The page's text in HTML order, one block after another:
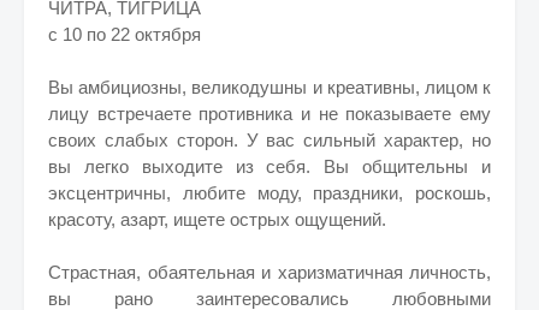
ЧИТРА, ТИГРИЦА
с 10 по 22 октября
Вы амбициозны, великодушны и креативны, лицом к
лицу встречаете противника и не показываете ему
своих слабых сторон. У вас сильный характер, но
вы легко выходите из себя. Вы общительны и
эксцентричны, любите моду, праздники, роскошь,
красоту, азарт, ищете острых ощущений.
Страстная, обаятельная и харизматичная личность,
вы рано заинтересовались любовными